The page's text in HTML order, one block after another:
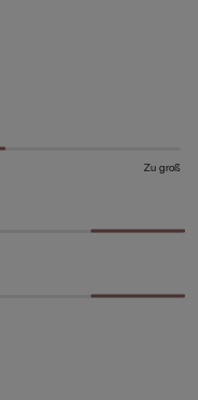
Zu groß